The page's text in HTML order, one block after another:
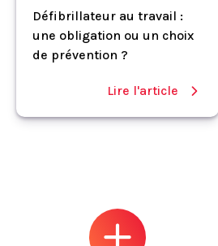
Défibrillateur au travail :
une obligation ou un choix
de prévention ?
Lire l'article